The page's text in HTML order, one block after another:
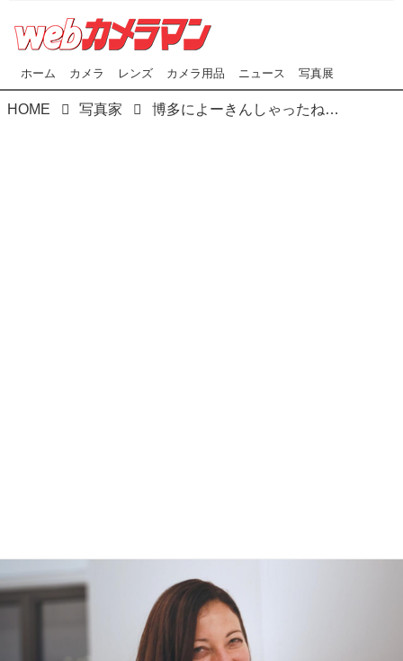
ホーム カメラ レンズ カメラ用品 ニュース 写真展
HOME 写真家 博多によーきんしゃったね！ グローバルでディープな博多の今をリアルにレポート！ 「博多立ち呑み特集 第一弾 岩瀬串店」編〜